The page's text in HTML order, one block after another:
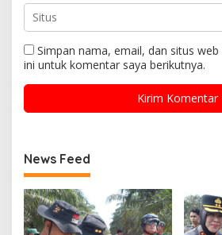
Simpan nama, email, dan situs
ini untuk komentar saya berikutnya.
News Feed